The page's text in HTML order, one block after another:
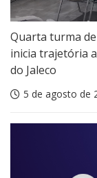
Quarta turma
inicia trajetória
do Jaleco
5 de agosto de